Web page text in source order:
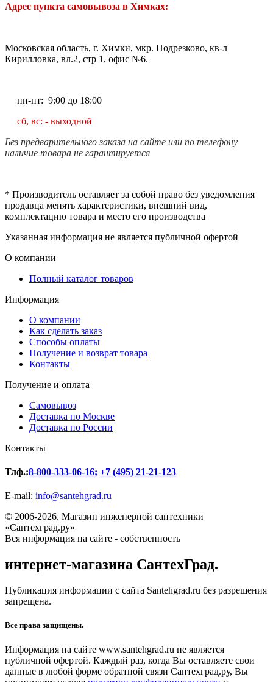
Адрес пункта самовывоза в Химках:
Московская область, г. Химки, мкр. Подрезково, кв-л
Кирилловка, вл.2, стр 1, офис №6.
пн-пт: 9:00 до 18:00
сб, вс: - выходной
Без предварительного заказа на сайте или по телефону
наличие товара не гарантируется
* Производитель оставляет за собой право без уведомления
продавца менять характеристики, внешний вид,
комплектацию товара и место его производства
Указанная информация не является публичной офертой
О компании
Полный каталог товаров
Информация
О компании
Как сделать заказ
Способы оплаты
Получение и возврат товара
Контакты
Получение и оплата
Самовывоз
Доставка по Москве
Доставка по России
Контакты
Тлф.:8-800-333-06-16; +7 (495) 21-21-123
E-mail: info@santehgrad.ru
© 2006-2026. Магазин инженерной сантехники
«Сантехград.ру»
Вся информация на сайте - собственность
интернет-магазина СантехГрад.
Публикация информации с сайта Santehgrad.ru без разрешения
запрещена.
Все права защищены.
Информация на сайте www.santehgrad.ru не является
публичной офертой. Каждый раз, когда Вы оставляете свои
данные в любой форме обратной связи Сантехград.ру, Вы